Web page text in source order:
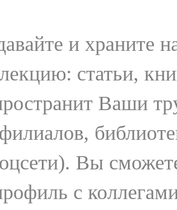
и храните
статьи,
Ваши
филиалов,
Вы
с